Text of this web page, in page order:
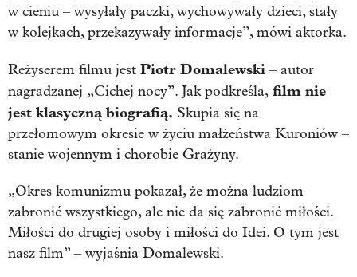
w cieniu – wysyłały paczki, wychowywały dzieci, stały
w kolejkach, przekazywały informacje”, mówi aktorka.
Reżyserem filmu jest Piotr Domalewski – autor
nagradzanej „Cichej nocy”. Jak podkreśla, film nie
jest klasyczną biografią. Skupia się na
przełomowym okresie w życiu małżeństwa Kuroniów –
stanie wojennym i chorobie Grażyny.
„Okres komunizmu pokazał, że można ludziom
zabronić wszystkiego, ale nie da się zabronić miłości.
Miłości do drugiej osoby i miłości do Idei. O tym jest
nasz film” – wyjaśnia Domalewski.